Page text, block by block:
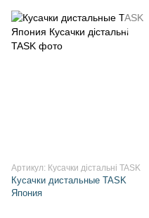
Артикул: Кусачки дістальні TASK
Кусачки дистальные TASK
Япония